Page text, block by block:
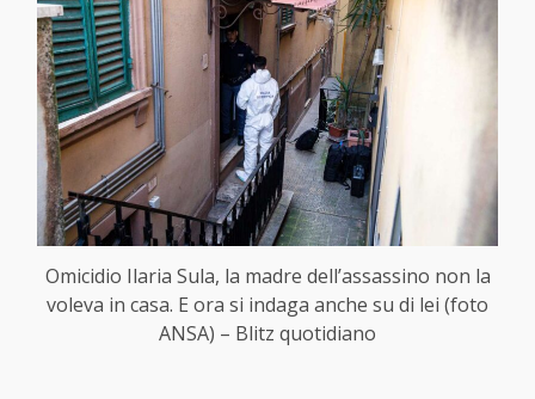
Omicidio Ilaria Sula, la madre dell’assassino non la
voleva in casa. E ora si indaga anche su di lei (foto
ANSA) – Blitz quotidiano